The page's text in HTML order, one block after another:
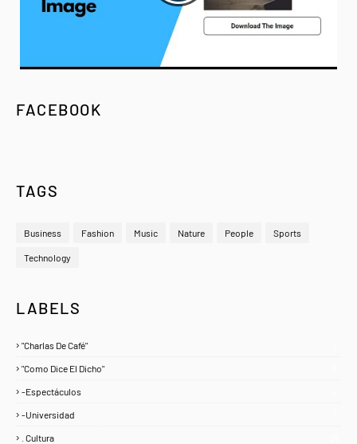
FACEBOOK
TAGS
Business Fashion Music Nature People Sports
Technology
LABELS
"Charlas De Café"
"Como Dice El Dicho"
-Espectáculos
-Universidad
. Cultura